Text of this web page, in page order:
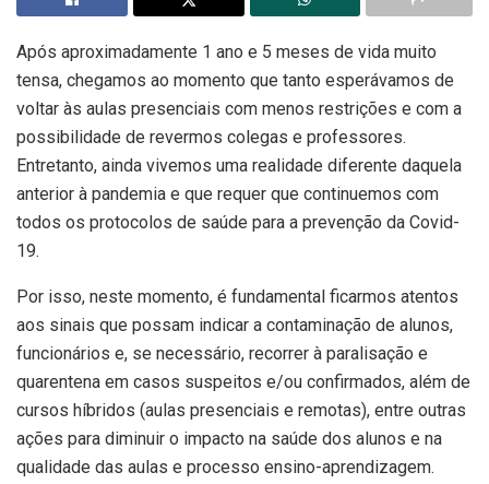
Após aproximadamente 1 ano e 5 meses de vida muito
tensa, chegamos ao momento que tanto esperávamos de
voltar às aulas presenciais com menos restrições e com a
possibilidade de revermos colegas e professores.
Entretanto, ainda vivemos uma realidade diferente daquela
anterior à pandemia e que requer que continuemos com
todos os protocolos de saúde para a prevenção da Covid-
19.
Por isso, neste momento, é fundamental ficarmos atentos
aos sinais que possam indicar a contaminação de alunos,
funcionários e, se necessário, recorrer à paralisação e
quarentena em casos suspeitos e/ou confirmados, além de
cursos híbridos (aulas presenciais e remotas), entre outras
ações para diminuir o impacto na saúde dos alunos e na
qualidade das aulas e processo ensino-aprendizagem.